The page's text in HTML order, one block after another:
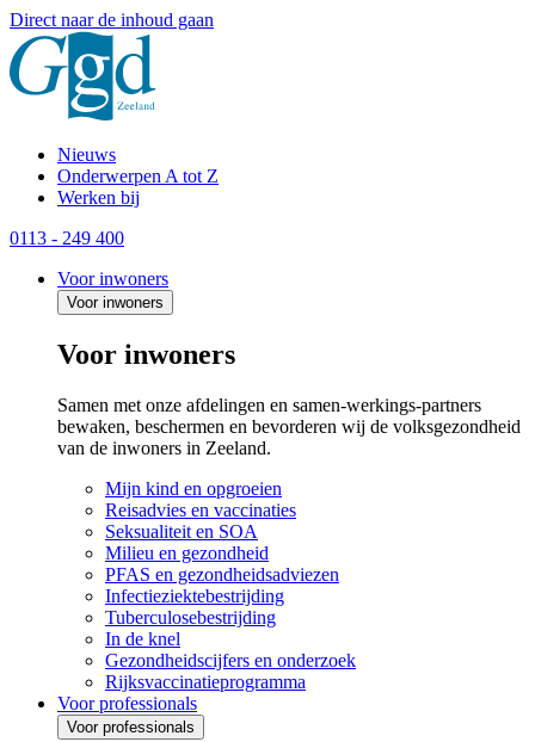
Direct naar de inhoud gaan
Nieuws
Onderwerpen A tot Z
Werken bij
0113 - 249 400
Voor inwoners
Voor inwoners
Voor inwoners
Samen met onze afdelingen en samen-werkings-partners
bewaken, beschermen en bevorderen wij de volksgezondheid
van de inwoners in Zeeland.
Mijn kind en opgroeien
Reisadvies en vaccinaties
Seksualiteit en SOA
Milieu en gezondheid
PFAS en gezondheidsadviezen
Infectieziektebestrijding
Tuberculosebestrijding
In de knel
Gezondheidscijfers en onderzoek
Rijksvaccinatieprogramma
Voor professionals
Voor professionals